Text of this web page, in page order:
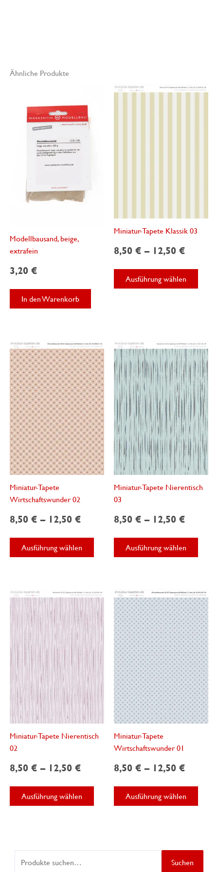
Ähnliche Produkte
Modellbausand, beige,
extrafein
3,20 €
In den Warenkorb
Miniatur-Tapete Klassik 03
8,50 € – 12,50 €
Ausführung wählen
Die
auf
der
Miniatur-Tapete
Wirtschaftswunder 02
8,50 € – 12,50 €
Ausführung wählen
Dieses
auf.
Die
Optionen
können
auf
der
Produktseite
gewählt
werden
Miniatur-Tapete Nierentisch
03
8,50 € – 12,50 €
Ausführung wählen
auf.
Die
auf
der
Miniatur-Tapete Nierentisch
02
8,50 € – 12,50 €
Ausführung wählen
Dieses
auf.
Miniatur-Tapete
Wirtschaftswunder 01
8,50 € – 12,50 €
Ausführung wählen
auf.
Suchen